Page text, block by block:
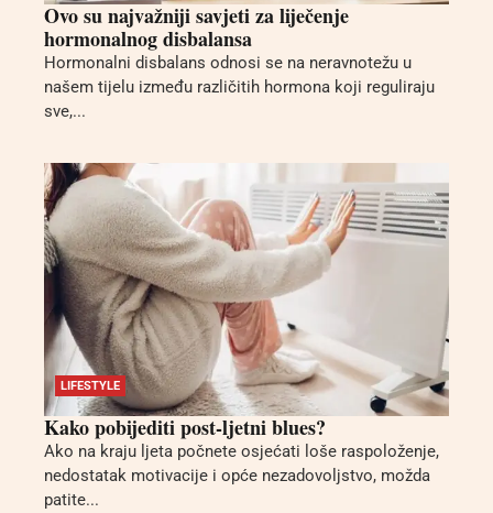
Ovo su najvažniji savjeti za liječenje
hormonalnog disbalansa
Hormonalni disbalans odnosi se na neravnotežu u
našem tijelu između različitih hormona koji reguliraju
sve,...
LIFESTYLE
Kako pobijediti post-ljetni blues?
Ako na kraju ljeta počnete osjećati loše raspoloženje,
nedostatak motivacije i opće nezadovoljstvo, možda
patite...